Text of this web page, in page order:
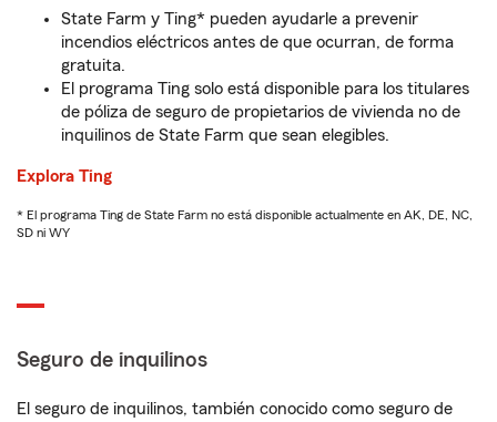
State Farm y Ting* pueden ayudarle a prevenir
incendios eléctricos antes de que ocurran, de forma
gratuita.
El programa Ting solo está disponible para los titulares
de póliza de seguro de propietarios de vivienda no de
inquilinos de State Farm que sean elegibles.
Explora Ting
* El programa Ting de State Farm no está disponible actualmente en AK, DE, NC,
SD ni WY
Seguro de inquilinos
El seguro de inquilinos, también conocido como seguro de